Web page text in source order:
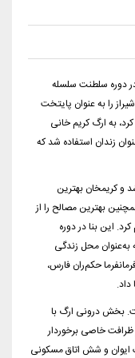
در دوره سلطنت سلسله
را به عنوان پایتخت
به ارگ کریم خانی
زندان استفاده شد که
میلادی انجام شد و کریمخان بهترین
بهترین مصالح را از
این بنا در دوره
به‌عنوان محل زندگی
حکم‌ران فارس،
بخش درونی ارگ با
ظرافت خاصی برخوردار
و شش اتاق مسکونی